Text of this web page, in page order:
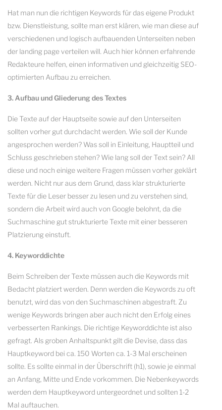
Hat man nun die richtigen Keywords für das eigene Produkt
bzw. Dienstleistung, sollte man erst klären, wie man diese auf
verschiedenen und logisch aufbauenden Unterseiten neben
der landing page verteilen will. Auch hier können erfahrende
Redakteure helfen, einen informativen und gleichzeitig SEO-
optimierten Aufbau zu erreichen.
3. Aufbau und Gliederung des Textes
Die Texte auf der Hauptseite sowie auf den Unterseiten
sollten vorher gut durchdacht werden. Wie soll der Kunde
angesprochen werden? Was soll in Einleitung, Hauptteil und
Schluss geschrieben stehen? Wie lang soll der Text sein? All
diese und noch einige weitere Fragen müssen vorher geklärt
werden. Nicht nur aus dem Grund, dass klar strukturierte
Texte für die Leser besser zu lesen und zu verstehen sind,
sondern die Arbeit wird auch von Google belohnt, da die
Suchmaschine gut strukturierte Texte mit einer besseren
Platzierung einstuft.
4. Keyworddichte
Beim Schreiben der Texte müssen auch die Keywords mit
Bedacht platziert werden. Denn werden die Keywords zu oft
benutzt, wird das von den Suchmaschinen abgestraft. Zu
wenige Keywords bringen aber auch nicht den Erfolg eines
verbesserten Rankings. Die richtige Keyworddichte ist also
gefragt. Als groben Anhaltspunkt gilt die Devise, dass das
Hauptkeyword bei ca. 150 Worten ca. 1-3 Mal erscheinen
sollte. Es sollte einmal in der Überschrift (h1), sowie je einmal
an Anfang, Mitte und Ende vorkommen. Die Nebenkeywords
werden dem Hauptkeyword untergeordnet und sollten 1-2
Mal auftauchen.